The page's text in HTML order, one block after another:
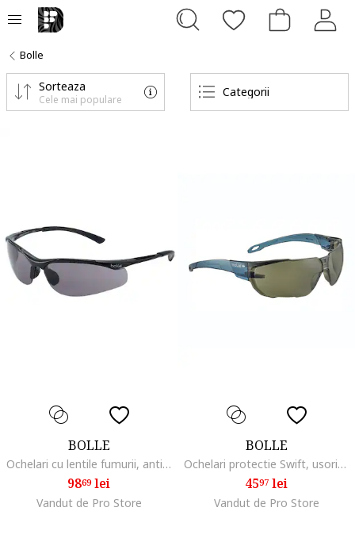
Bolle
Categorii
Sorteaza
Cele mai populare
BOLLE
Ochelari cu lentile fumurii, anti-zgarieturi, Contour rama neagra, saculet din microfibra inclus
9869lei
Vandut de Pro Store
BOLLE
Ochelari protectie Swift, usori, albastru, 27g
4597 lei
Vandut de Pro Store